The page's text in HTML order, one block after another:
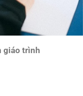
giáo trình